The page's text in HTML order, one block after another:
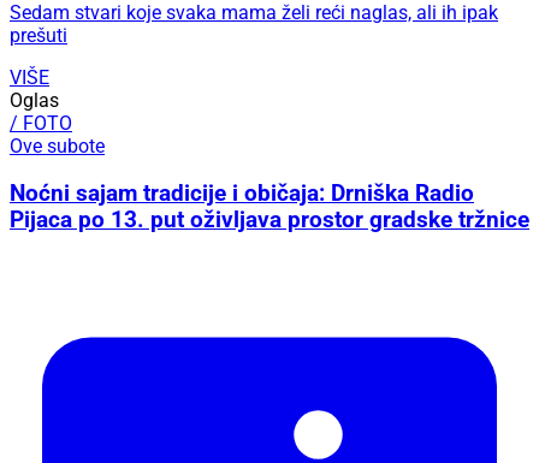
Sedam stvari koje svaka mama želi reći naglas, ali ih ipak
prešuti
VIŠE
Oglas
/ FOTO
Ove subote
Noćni sajam tradicije i običaja: Drniška Radio
Pijaca po 13. put oživljava prostor gradske tržnice